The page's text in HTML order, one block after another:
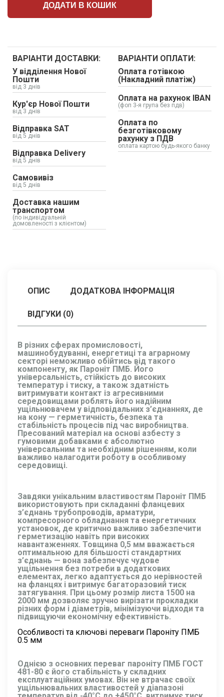
ДОДАТИ В КОШИК
ВАРІАНТИ ДОСТАВКИ:
У відділення Нової
Пошти
від 3 днів
Кур'єр Нової Пошти
від 3 днів
Відправка SAT
від 5 днів
Відправка Delivery
від 5 днів
Самовивіз
від 5 днів
Доставка нашим
транспортом
(по індивідуальній
домовленості з клієнтом)
ВАРІАНТИ ОПЛАТИ:
Оплата готівкою
(Накладний платіж)
Оплата на рахунок IBAN
(фоп 3-я група без пдв)
Оплата по
безготівковому
рахунку з ПДВ
оплата картою будь-якого банку
ОПИС ДОДАТКОВА ІНФОРМАЦІЯ
ВІДГУКИ (0)
В різних сферах промисловості,
машинобудуванні, енергетиці та аграрному
секторі неможливо обійтись від такого
компоненту, як Пароніт ПМБ. Його
універсальність, стійкість до високих
температур і тиску, а також здатність
витримувати контакт із агресивними
середовищами роблять його надійним
ущільнювачем у відповідальних з’єднаннях, де
на кону — герметичність, безпека та
стабільність процесів під час виробництва.
Пресований матеріал на основі азбесту з
гумовими добавками є абсолютно
універсальним та необхідним рішенням, коли
важливо налагодити роботу в особливому
середовищі.
Завдяки унікальним властивостям Пароніт ПМБ
використовують при складанні фланцевих
з’єднань трубопроводів, арматури,
компресорного обладнання та енергетичних
установок, де критично важливо забезпечити
герметизацію навіть при високих
навантаженнях. Товщина 0,5 мм вважається
оптимальною для більшості стандартних
з’єднань — вона забезпечує чудове
ущільнення без потреби в додаткових
елементах, легко адаптується до нерівностей
на фланцях і витримує багаторазовий тиск
затягування. При цьому розмір листа 1500 на
2000 мм дозволяє зручно вирізати прокладки
різних форм і діаметрів, мінімізуючи відходи та
підвищуючи економічну ефективність.
Особливості та ключові переваги Пароніту ПМБ
0.5 мм
Однією з основних переваг пароніту ПМБ ГОСТ
481-80 є його стабільність у складних
експлуатаційних умовах. Він не втрачає своїх
ущільнювальних властивостей у діапазоні